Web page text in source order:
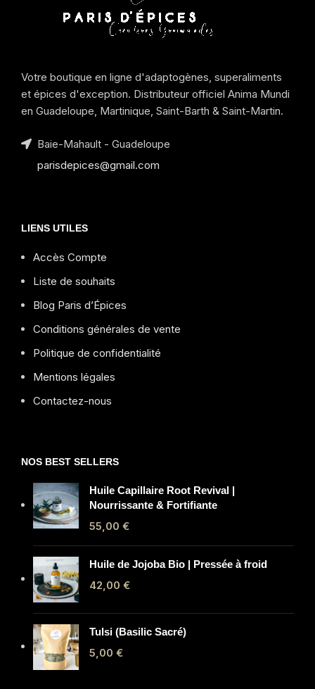
Votre boutique en ligne d'adaptogènes, superaliments
et épices d'exception. Distributeur officiel Anima Mundi
en Guadeloupe, Martinique, Saint-Barth & Saint-Martin.
Baie-Mahault - Guadeloupe
parisdepices@gmail.com
LIENS UTILES
Accès Compte
Liste de souhaits
Blog Paris d’Épices
Conditions générales de vente
Politique de confidentialité
Mentions légales
Contactez-nous
NOS BEST SELLERS
Huile Capillaire Root Revival |
Nourrissante & Fortifiante
55,00 €
Huile de Jojoba Bio | Pressée à froid
42,00 €
Tulsi (Basilic Sacré)
5,00 €